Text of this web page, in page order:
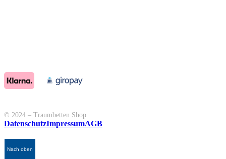
© 2024 – Traumbetten Shop
DatenschutzImpressumAGB
Nach oben